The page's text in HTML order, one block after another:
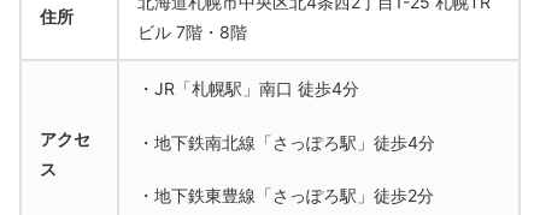
住所
ビル 7階・8階
アクセ
ス
・JR「札幌駅」南口 徒歩4分
・地下鉄南北線「さっぽろ駅」徒歩4分
・地下鉄東豊線「さっぽろ駅」徒歩2分